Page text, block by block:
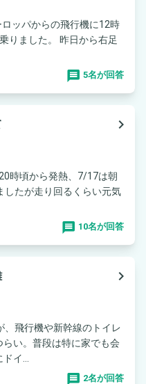
ッパからの飛行機に12時
りました。 昨日から右足
5名が回答
navigate_next
したが走り回るくらい元気
10名が回答
navigate_next
飛行機や新幹線のトイレ
い。普段は特に家でも会
イ...
2名が回答